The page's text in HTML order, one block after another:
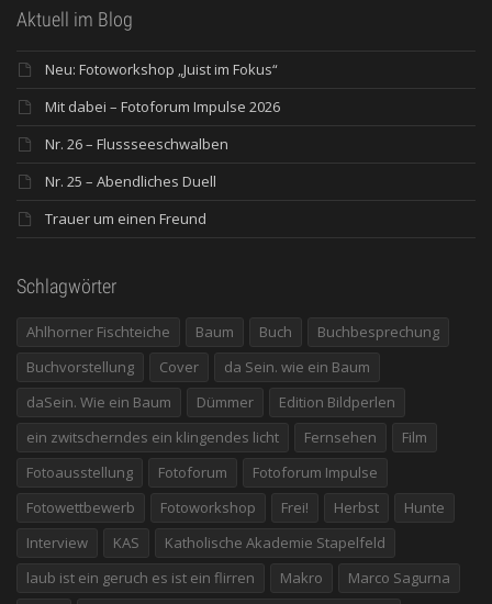
Aktuell im Blog
Neu: Fotoworkshop „Juist im Fokus“
Mit dabei – Fotoforum Impulse 2026
Nr. 26 – Flussseeschwalben
Nr. 25 – Abendliches Duell
Trauer um einen Freund
Schlagwörter
Ahlhorner Fischteiche Baum Buch
Buchbesprechung
Buchvorstellung
Cover
da Sein. wie ein Baum
daSein. Wie ein Baum
Dümmer
Edition Bildperlen
ein zwitscherndes ein klingendes licht
Fernsehen
Film
Fotoausstellung
Fotoforum
Fotoforum Impulse
Fotowettbewerb
Fotoworkshop Frei! Herbst
Hunte
Interview
KAS
Katholische Akademie Stapelfeld
laub ist ein geruch es ist ein flirren
Makro
Marco Sagurna